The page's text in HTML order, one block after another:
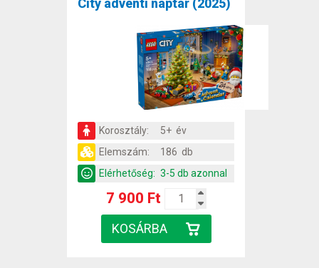
City adventi naptár (2025)
Korosztály:
5+ év
Elemszám:
186 db
Elérhetőség: 3-5 db azonnal
7 900 Ft